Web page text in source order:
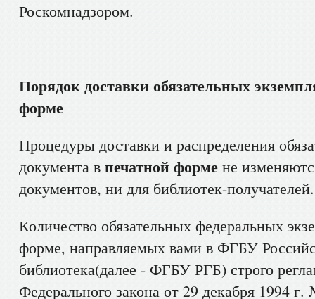
Роскомнадзором.
Порядок доставки обязательных
форме
Процедуры доставки и распределения
документа в печатной форме не
документов, ни для библиотек-получателей.
Количество обязательных федеральных
форме, направляемых вами в ФГБУ
библиотека(далее - ФГБУ РГБ) строго
Федерального закона от 29 декабря 1994